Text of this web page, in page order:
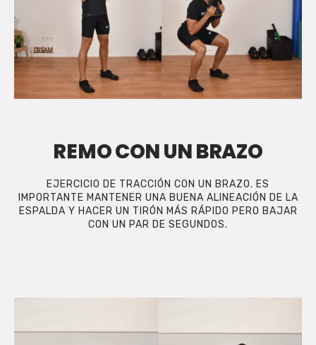
REMO CON UN BRAZO
EJERCICIO DE TRACCIÓN CON UN BRAZO. ES
IMPORTANTE MANTENER UNA BUENA ALINEACIÓN DE LA
ESPALDA Y HACER UN TIRÓN MÁS RÁPIDO PERO BAJAR
CON UN PAR DE SEGUNDOS.